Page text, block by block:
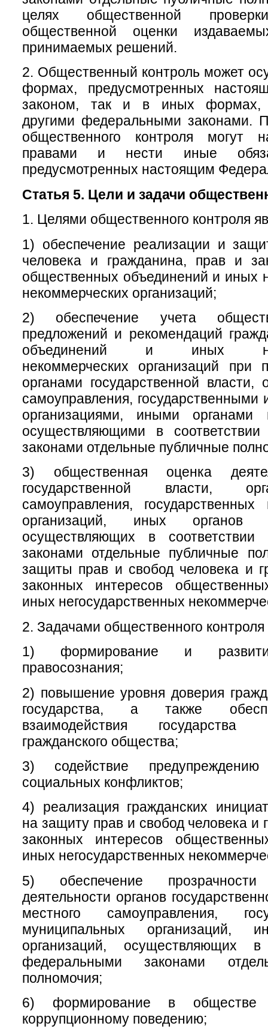
целях общественной
общественной оценки
принимаемых решений.
2. Общественный контроль может
формах, предусмотренных
законом, так и в иных формах,
другими федеральными законами.
общественного контроля могут
правами и нести иные
предусмотренных настоящим
Статья 5. Цели и задачи
1. Целями общественного контроля
1) обеспечение реализации и
человека и гражданина, прав и
общественных объединений и иных
некоммерческих организаций;
2) обеспечение учета
предложений и рекомендаций
объединений и иных
некоммерческих организаций при
органами государственной власти,
самоуправления,
организациями, иными органами
осуществляющими в
законами отдельные публичные
3) общественная оценка
государственной власти,
самоуправления,
организаций, иных органов
осуществляющих в
законами отдельные публичные
защиты прав и свобод человека и
законных интересов
иных негосударственных
2. Задачами общественного контроля
1) формирование и
правосознания;
2) повышение уровня доверия
государства, а также
взаимодействия
гражданского общества;
3) содействие
социальных конфликтов;
4) реализация гражданских
на защиту прав и свобод человека и
законных интересов
иных негосударственных
5) обеспечение
деятельности органов
местного самоуправления,
муниципальных организаций,
организаций, осуществляющих
федеральными законами
полномочия;
6) формирование в обществе
коррупционному поведению;